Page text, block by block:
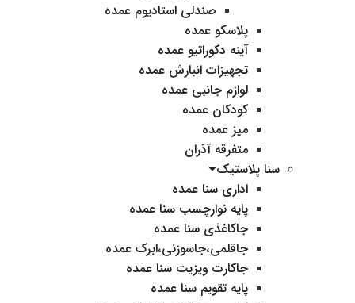
صندلی استادیوم عمده
پلاسکو عمده
آینه دکوراتیو عمده
تجهیزات انبارش عمده
لوازم جانبی عمده
کودکان عمده
میز عمده
متفرقه آذران
سنا پلاستیک
اداری سنا عمده
پایه نوارچسب سنا عمده
جاکاغذی سنا عمده
جاقلمی،جاسوزنی،ابرک عمده
جاکارت ویزیت سنا عمده
پایه تقویم سنا عمده